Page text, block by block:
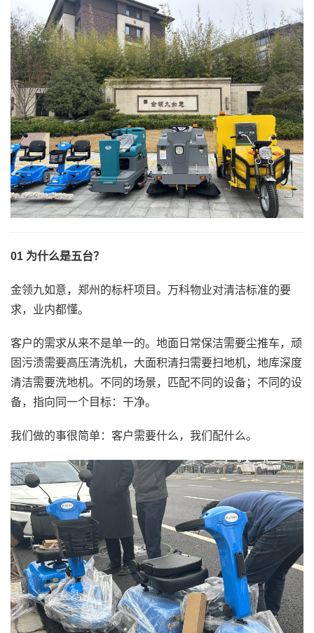
01 为什么是五台？
金领九如意，郑州的标杆项目。万科物业对清洁标准的要
求，业内都懂。
客户的需求从来不是单一的。地面日常保洁需要尘推车，顽
固污渍需要高压清洗机，大面积清扫需要扫地机，地库深度
清洁需要洗地机。不同的场景，匹配不同的设备；不同的设
备，指向同一个目标：干净。
我们做的事很简单：客户需要什么，我们配什么。